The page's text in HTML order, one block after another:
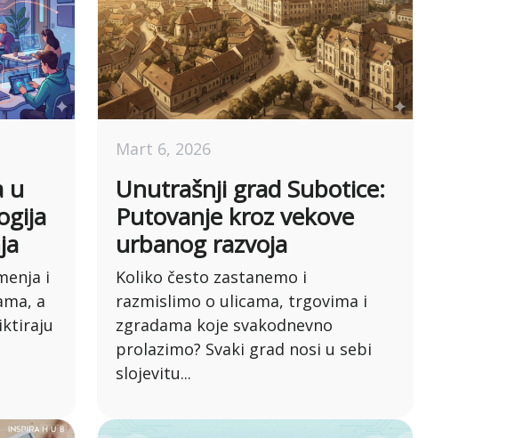
u
i
a
Mart 6, 2026
Unutrašnji grad Subotice:
Putovanje kroz vekove
urbanog razvoja
Koliko često zastanemo i
razmislimo o ulicama, trgovima i
zgradama koje svakodnevno
prolazimo? Svaki grad nosi u sebi
slojevitu...